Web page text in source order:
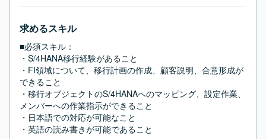
求めるスキル
■必須スキル：
・S/4HANA移行経験があること
・FI領域について、移行計画の作成、顧客説明、合意形成が
できること
・移行オブジェクトのS/4HANAへのマッピング、設定作業、
メンバーへの作業指示ができること
・日本語での対応が可能なこと
・英語の読み書きが可能であること